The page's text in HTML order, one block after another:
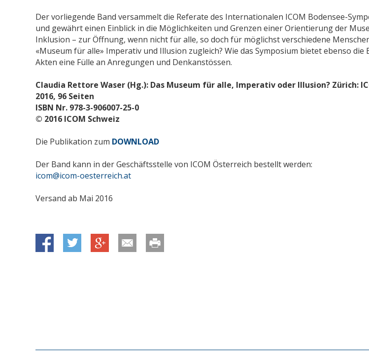
Der vorliegende Band versammelt die Referate des Internationalen ICOM Bodensee-
und gewährt einen Einblick in die Möglichkeiten und Grenzen einer Orientierung der
Inklusion – zur Öffnung, wenn nicht für alle, so doch für möglichst verschiedene
«Museum für alle» Imperativ und Illusion zugleich? Wie das Symposium bietet ebenso die
Akten eine Fülle an Anregungen und Denkanstössen.
Claudia Rettore Waser (Hg.): Das Museum für alle, Imperativ oder Illusion? Zürich:
2016, 96 Seiten
ISBN Nr. 978-3-906007-25-0
© 2016 ICOM Schweiz
Die Publikation zum DOWNLOAD
Der Band kann in der Geschäftsstelle von ICOM Österreich bestellt werden:
icom@icom-oesterreich.at
Versand ab Mai 2016